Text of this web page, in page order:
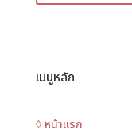
เมนูหลัก
◊ หน้าแรก